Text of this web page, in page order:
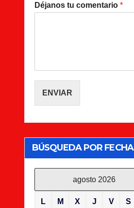
Déjanos tu comentario *
ENVIAR
BÚSQUEDA POR FECHA
agosto 2026
L M X J V S